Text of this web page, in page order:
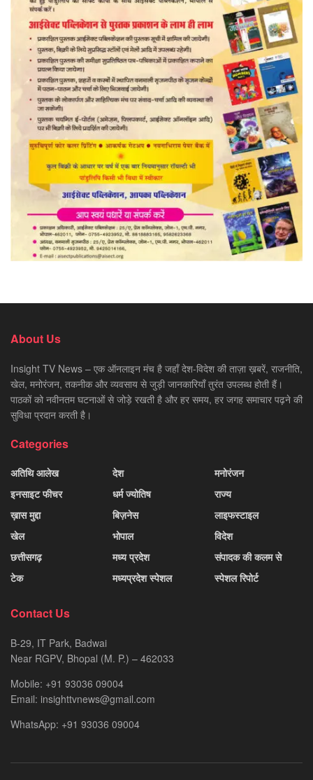
About Us
Insight TV News – एक ऑनलाइन मंच है जहाँ देश-विदेश की ताज़ा ख़बरें, राजनीति,
खेल, मनोरंजन, तकनीक और व्यवसाय से जुड़ी जानकारियाँ तुरंत उपलब्ध होती हैं।
पाठकों को नवीनतम घटनाओं से जोड़े रखती है और हर समय, हर जगह समाचार पढ़ने की
सुविधा प्रदान करती है।
Categories
अतिथि आलेख
इनसाइट फीचर
ख़ास मुद्दा
खेल
छत्तीसगढ़
टेक
देश
धर्म ज्योतिष
बिज़नेस
भोपाल
मध्य प्रदेश
मध्यप्रदेश स्पेशल
मनोरंजन
राज्य
लाइफस्टाइल
विदेश
संपादक की कलम से
स्पेशल रिपोर्ट
Contact Us
B-29, IT Park, Badwai
Near RGPV, Bhopal (M. P.) – 462033
Mobile: +91 93036 09004
Email: insighttvnews@gmail.com
WhatsApp: +91 93036 09004